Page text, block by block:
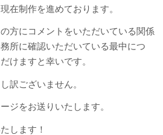
在制作を進めております。
方にコメントをいただいている関係
所に確認いただいている最中につ
けますと幸いです。
訳ございません。
ジをお送りいたします。
します！